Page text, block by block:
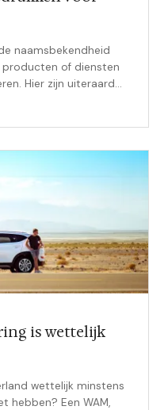
naamsbekendheid
producten of diensten
Hier zijn uiteraard
is wettelijk
wettelijk minstens
hebben? Een WAM,